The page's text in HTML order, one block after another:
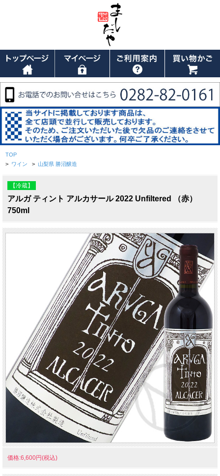
TOP
> ワイン > 山梨県 勝沼醸造
【冷蔵】
アルガ ティント アルカサール 2022 Unfiltered （赤）
750ml
価格:6,600円(税込)